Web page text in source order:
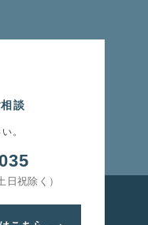
談
。
日祝除く）